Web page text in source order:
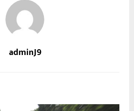
adminJ9